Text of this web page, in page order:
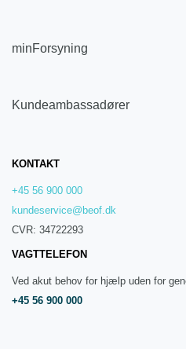
minForsyning
Kundeambassadører
KONTAKT
+45 56 900 000
kundeservice@beof.dk
CVR: 34722293
VAGTTELEFON
Ved akut behov for hjælp uden for
+45 56 900 000